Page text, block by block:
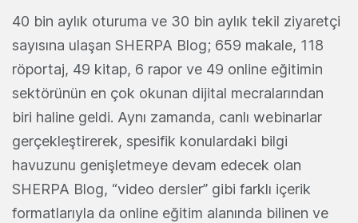
40 bin aylık oturuma ve 30 bin aylık tekil ziyaretçi
sayısına ulaşan SHERPA Blog; 659 makale, 118
röportaj, 49 kitap, 6 rapor ve 49 online eğitimin
sektörünün en çok okunan dijital mecralarından
biri haline geldi. Aynı zamanda, canlı webinarlar
gerçekleştirerek, spesifik konulardaki bilgi
havuzunu genişletmeye devam edecek olan
SHERPA Blog, “video dersler” gibi farklı içerik
formatlarıyla da online eğitim alanında bilinen ve